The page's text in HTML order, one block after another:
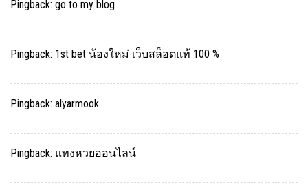
Pingback: go to my blog
Pingback: 1st bet น้องใหม่ เว็บสล็อตแท้ 100 %
Pingback: alyarmook
Pingback: แทงหวยออนไลน์